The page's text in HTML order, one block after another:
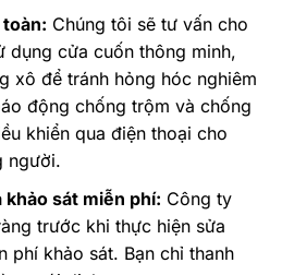
Chúng tôi sẽ tư vấn cho
dụng cửa cuốn thông minh,
xô để tránh hỏng hóc nghiêm
động chống trộm và chống
khiển qua điện thoại cho
người.
khảo sát miễn phí: Công ty
trước khi thực hiện sửa
phí khảo sát. Bạn chỉ thanh